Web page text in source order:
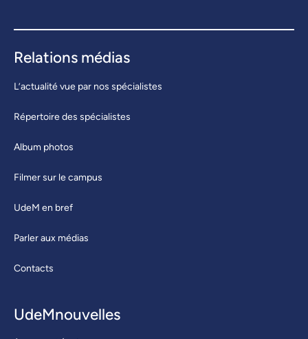
Relations médias
L’actualité vue par nos spécialistes
Répertoire des spécialistes
Album photos
Filmer sur le campus
UdeM en bref
Parler aux médias
Contacts
UdeMnouvelles